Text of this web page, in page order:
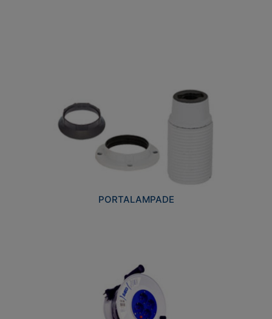
PORTALAMPADE